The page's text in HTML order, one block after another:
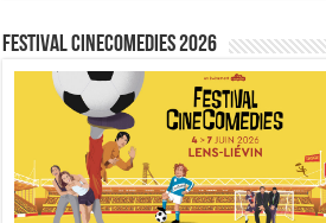
FESTIVAL CINECOMEDIES 2026